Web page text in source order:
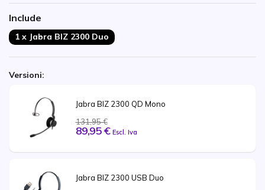
Include
1 x Jabra BIZ 2300 Duo
Versioni:
Jabra BIZ 2300 QD Mono
131,95 €
89,95 € Escl. Iva
Jabra BIZ 2300 USB Duo